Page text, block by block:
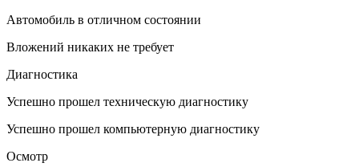
Автомобиль в отличном состоянии
Вложений никаких не требует
Диагностика
Успешно прошел техническую диагностику
Успешно прошел компьютерную диагностику
Осмотр